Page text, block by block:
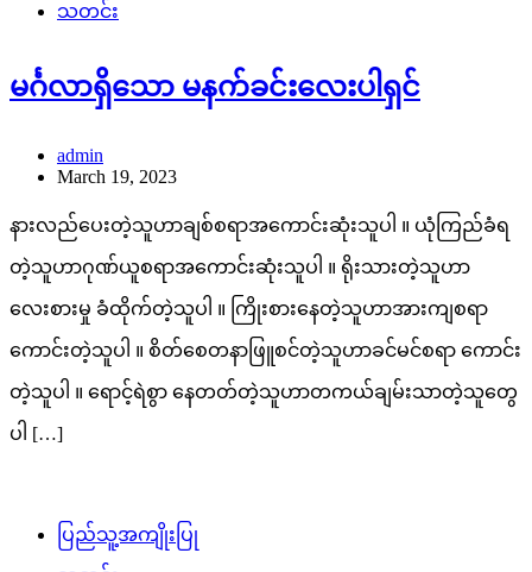
သတင်း
မင်္ဂလာရှိသော မနက်ခင်းလေးပါရှင်
admin
March 19, 2023
နားလည်ပေးတဲ့သူဟာချစ်စရာအကောင်းဆုံးသူပါ ။ ယုံကြည်ခံရ
တဲ့သူဟာဂုဏ်ယူစရာအကောင်းဆုံးသူပါ ။ ရိုးသားတဲ့သူဟာ
လေးစားမှု ခံထိုက်တဲ့သူပါ ။ ကြိုးစားနေတဲ့သူဟာအားကျစရာ
ကောင်းတဲ့သူပါ ။ စိတ်စေတနာဖြူစင်တဲ့သူဟာခင်မင်စရာ ကောင်း
တဲ့သူပါ ။ ရောင့်ရဲစွာ နေတတ်တဲ့သူဟာတကယ်ချမ်းသာတဲ့သူတွေ
ပါ […]
ပြည်သူ့အကျိုးပြု